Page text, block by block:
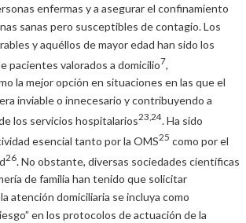
enfermas y a asegurar el confinamiento
sanas pero susceptibles de contagio. Los
y aquéllos de mayor edad han sido los
pacientes valorados a domicilio7
la mejor opción en situaciones en las que el
inviable o innecesario y contribuyendo a
los servicios hospitalarios23,24. Ha sido
esencial tanto por la OMS25 como por el
26 . No obstante, diversas sociedades científicas
de familia han tenido que solicitar
atención domiciliaria se incluya como
en los protocolos de actuación de la